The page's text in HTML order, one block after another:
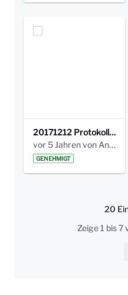
20171212 Protokoll-Klettergerüst-3b-neu-.pdf
vor 5 Jahren von Anni Schlumberger
GENEHMIGT
20
Zeige 1 bis 7